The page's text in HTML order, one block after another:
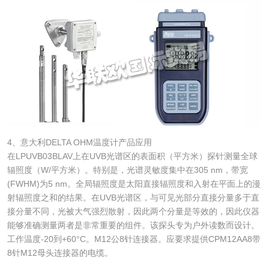
4、意大利DELTA OHM温度计产品应用
在LPUVB03BLAV上在UVB光谱区的表面积（平方米）探针测量全球
辐照度（W/平方米）。特别是，光谱灵敏度集中在305 nm，带宽
(FWHM)为5 nm。全局辐照度是太阳直接辐照度和入射在平面上的漫
射辐照度之和的结果。在UVB光谱区，与可见光部分直接分量多于直
接分量不同，光被大气强烈散射，因此两个分量是等效的，因此仪器
能够准确测量两者是非常重要的组件。该探头专为户外读数而设计。
工作温度-20到+60°C。M12公8针连接器。应要求提供CPM12AA8带
8针M12母头连接器的电缆。